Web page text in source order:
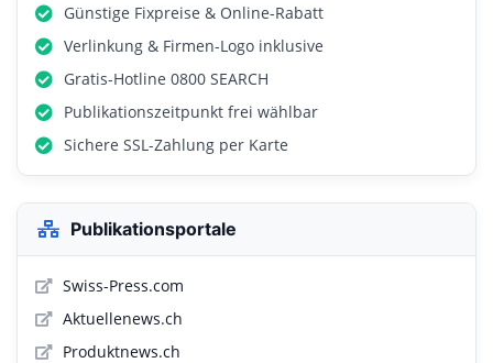
Günstige Fixpreise & Online-Rabatt
Verlinkung & Firmen-Logo inklusive
Gratis-Hotline 0800 SEARCH
Publikationszeitpunkt frei wählbar
Sichere SSL-Zahlung per Karte
Publikationsportale
Swiss-Press.com
Aktuellenews.ch
Produktnews.ch